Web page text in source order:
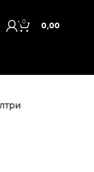
0 0,00